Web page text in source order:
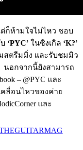
ก็ห้ามใจไม่ไหว ชอบ
‘PYC’ ในซิงเกิล ‘K?’
ตรีมมิ่ง และรับชมมิว
นอกจากนี้ยังสามารถ
– @PYC และ
คลื่อนไหวของค่าย
และ